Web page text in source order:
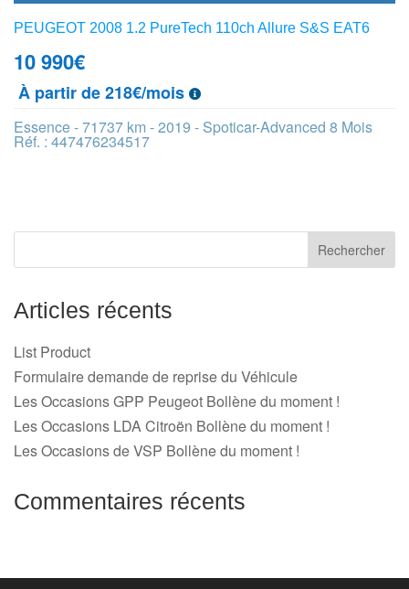
PEUGEOT 2008 1.2 PureTech 110ch Allure S&S EAT6
10 990€
À partir de 218€/mois
Essence - 71737 km - 2019 - Spoticar-Advanced 8 Mois
Réf. : 447476234517
Articles récents
List Product
Formulaire demande de reprise du Véhicule
Les Occasions GPP Peugeot Bollène du moment !
Les Occasions LDA Citroën Bollène du moment !
Les Occasions de VSP Bollène du moment !
Commentaires récents